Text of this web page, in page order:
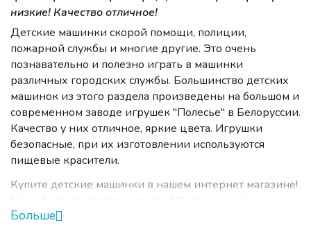
низкие! Качество отличное!
Детские машинки скорой помощи, полиции,
пожарной службы и многие другие. Это очень
познавательно и полезно играть в машинки
различных городских службы. Большинство детских
машинок из этого раздела произведены на большом и
современном заводе игрушек "Полесье" в Белоруссии.
Качество у них отличное, яркие цвета. Игрушки
безопасные, при их изготовлении используются
пищевые красители.
Купите детские машинки в нашем интернет магазине!
У нас быстрая доставка по всей России, низкие цены,
есть скидки. Наш интернет магазин гарантирует
Больше